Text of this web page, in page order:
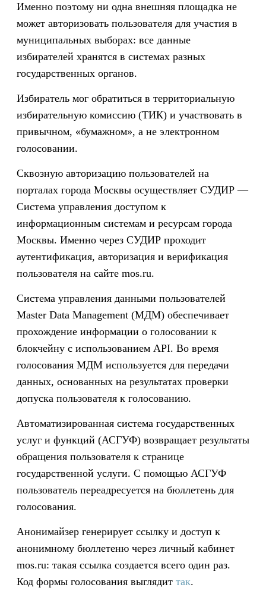
Именно поэтому ни одна внешняя площадка не
может авторизовать пользователя для участия в
муниципальных выборах: все данные
избирателей хранятся в системах разных
государственных органов.
Избиратель мог обратиться в территориальную
избирательную комиссию (ТИК) и участвовать в
привычном, «бумажном», а не электронном
голосовании.
Сквозную авторизацию пользователей на
порталах города Москвы осуществляет СУДИР —
Система управления доступом к
информационным системам и ресурсам города
Москвы. Именно через СУДИР проходит
аутентификация, авторизация и верификация
пользователя на сайте mos.ru.
Система управления данными пользователей
Master Data Management (МДМ) обеспечивает
прохождение информации о голосовании к
блокчейну с использованием API. Во время
голосования МДМ используется для передачи
данных, основанных на результатах проверки
допуска пользователя к голосованию.
Автоматизированная система государственных
услуг и функций (АСГУФ) возвращает результаты
обращения пользователя к странице
государственной услуги. С помощью АСГУФ
пользователь переадресуется на бюллетень для
голосования.
Анонимайзер генерирует ссылку и доступ к
анонимному бюллетеню через личный кабинет
mos.ru: такая ссылка создается всего один раз.
Код формы голосования выглядит так.